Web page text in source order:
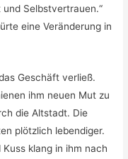
und Selbstvertrauen.“
eine Veränderung in
Geschäft verließ.
ihm neuen Mut zu
die Altstadt. Die
plötzlich lebendiger.
Kuss klang in ihm nach